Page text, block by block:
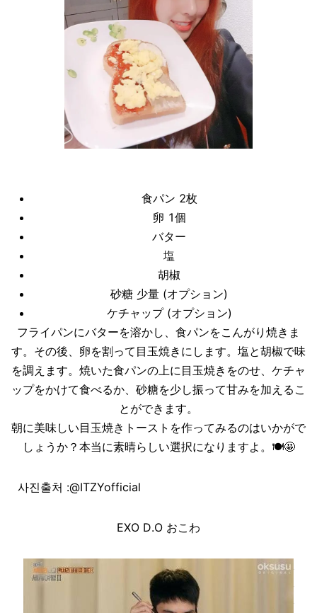
食パン 2枚
卵 1個
バター
塩
胡椒
砂糖 少量 (オプション)
ケチャップ (オプション)
フライパンにバターを溶かし、食パンをこんがり焼きま
す。その後、卵を割って目玉焼きにします。塩と胡椒で味
を調えます。焼いた食パンの上に目玉焼きをのせ、ケチャ
ップをかけて食べるか、砂糖を少し振って甘みを加えるこ
とができます。
朝に美味しい目玉焼きトーストを作ってみるのはいかがで
しょうか？本当に素晴らしい選択になりますよ。🍽️🤩
사진출처 :@ITZYofficial
EXO D.O おこわ